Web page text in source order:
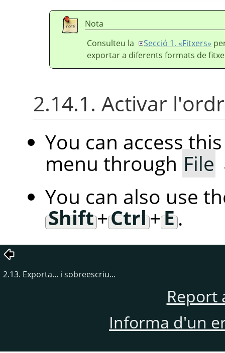
Nota
Consulteu la
Secció 1, «Fitxers»
exportar a diferents formats de
2.14.1. Activar
You can access
menu through File
You can also use
Shift+Ctrl+E.
2.13. Exporta... i sobreescriu...
Report
Informa d'un